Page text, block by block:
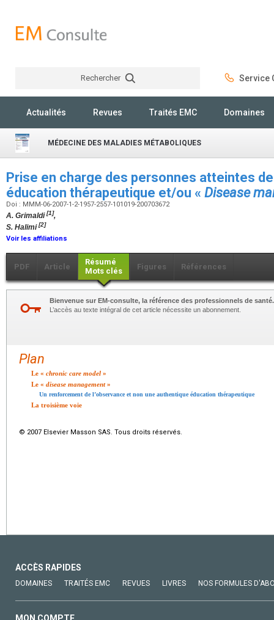
Rechercher Service
Actualités Revues Traités EMC Domaines
MÉDECINE DES MALADIES MÉTABOLIQUES
Prise en charge des personnes atteintes
éducation thérapeutique et/ou « Disease
Doi : MMM-06-2007-1-2-1957-2557-101019-200703672
A. Grimaldi[1],
S. Halimi[2]
Voir les affiliations
PDF Article
Résumé
Mots clés
Figures Références
Bienvenue sur EM-consulte, la référence des professionnels de santé.
L’accès au texte intégral de cet article nécessite un abonnement.
Plan
Le « chronic care model »
Le « disease management»
Un renforcement de l’observance et non une authentique éducation thérapeutique
La troisième voie
© 2007 Elsevier Masson SAS. Tous droits réservés.
ACCÈS RAPIDES
DOMAINES TRAITÉS EMC REVUES LIVRES NOS FORMULES